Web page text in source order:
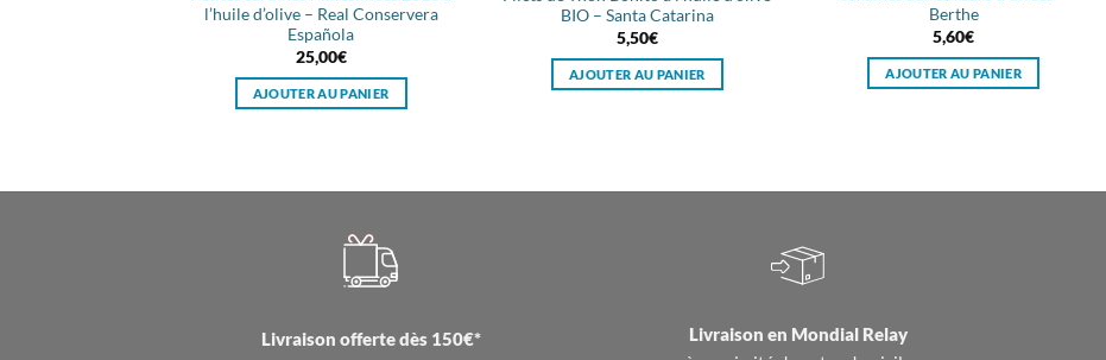
l’huile d’olive – Real Conservera
Española
25,00€
AJOUTER AU PANIER
BIO – Santa Catarina
5,50€
AJOUTER AU PANIER
Berthe
5,60€
AJOUTER AU PANIER
Livraison offerte dès 150€*
Livraison en Mondial Relay